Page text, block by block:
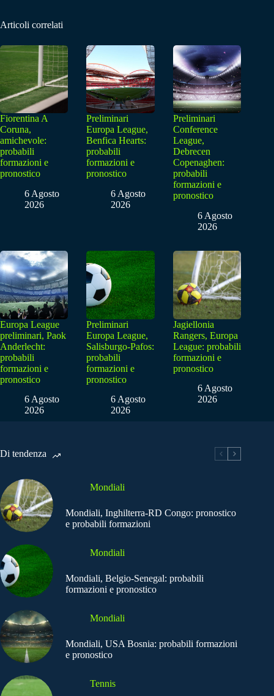
Articoli correlati
Fiorentina A
Coruna,
amichevole:
probabili
formazioni e
pronostico
6 Agosto
2026
Preliminari
Europa League,
Benfica Hearts:
probabili
formazioni e
pronostico
6 Agosto
2026
Preliminari
Conference
League,
Debrecen
Copenaghen:
probabili
formazioni e
pronostico
6 Agosto
2026
Europa League
preliminari, Paok
Anderlecht:
probabili
formazioni e
pronostico
6 Agosto
2026
Preliminari
Europa League,
Salisburgo-Pafos:
probabili
formazioni e
pronostico
6 Agosto
2026
Jagiellonia
Rangers, Europa
League: probabili
formazioni e
pronostico
6 Agosto
2026
Di tendenza
Mondiali
Mondiali, Inghilterra-RD Congo: pronostico
e probabili formazioni
Mondiali
Mondiali, Belgio-Senegal: probabili
formazioni e pronostico
Mondiali
Mondiali, USA Bosnia: probabili formazioni
e pronostico
Tennis